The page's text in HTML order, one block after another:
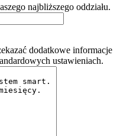
najbliższego oddziału.
dodatkowe informacje
ustawieniach.